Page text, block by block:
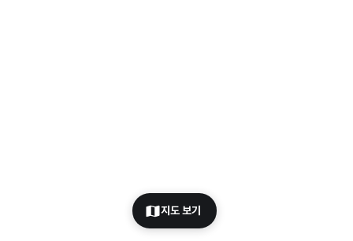
지도 보기